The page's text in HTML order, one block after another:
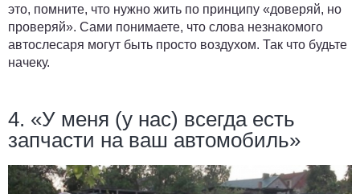
это, помните, что нужно жить по принципу «доверяй, но
проверяй». Сами понимаете, что слова незнакомого
автослесаря могут быть просто воздухом. Так что будьте
начеку.
4. «У меня (у нас) всегда есть
запчасти на ваш автомобиль»